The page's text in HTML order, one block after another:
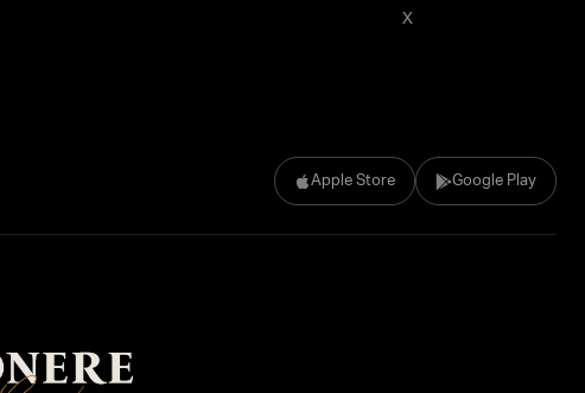
Apple Store Google Play
X